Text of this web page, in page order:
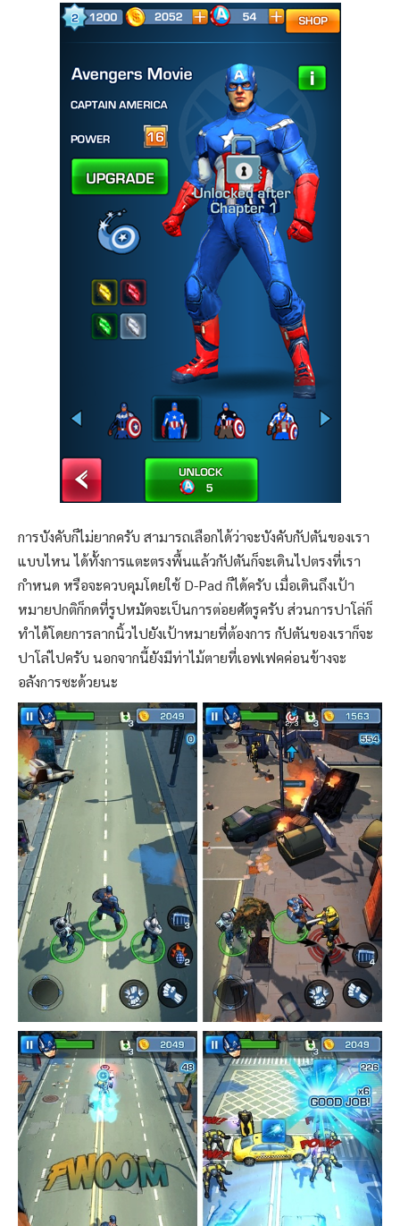
การบังคับก็ไม่ยากครับ สามารถเลือกได้ว่าจะบังคับกัปตันของเรา
แบบไหน ได้ทั้งการแตะตรงพื้นแล้วกัปตันก็จะเดินไปตรงที่เรา
กำหนด หรือจะควบคุมโดยใช้ D-Pad ก็ได้ครับ เมื่อเดินถึงเป้า
หมายปกติก็กดที่รูปหมัดจะเป็นการต่อยศัตรูครับ ส่วนการปาโล่ก็
ทำได้โดยการลากนิ้วไปยังเป้าหมายที่ต้องการ กัปตันของเราก็จะ
ปาโล่ไปครับ นอกจากนี้ยังมีท่าไม้ตายที่เอฟเฟคค่อนข้างจะ
อลังการซะด้วยนะ